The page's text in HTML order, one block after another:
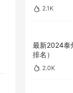
2.1K
最新2024泰
排名）
2.0K